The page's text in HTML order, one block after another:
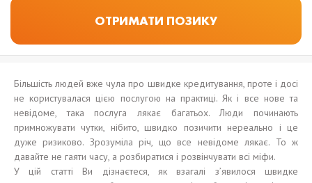
Більшість людей вже чула про швидке кредитування, проте і досі
не користувалася цією послугою на практиці. Як і все нове та
невідоме, така послуга лякає багатьох. Люди починають
примножувати чутки, нібито, швидко позичити нереально і це
дуже ризиково. Зрозуміла річ, що все невідоме лякає. То ж
давайте не гаяти часу, а розбиратися і розвінчувати всі міфи.
У цій статті Ви дізнаєтеся, як взагалі з’явилося швидке